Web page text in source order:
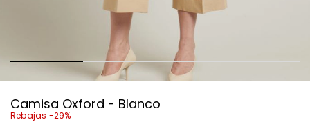
Camisa Oxford - Blanco
Rebajas -29%